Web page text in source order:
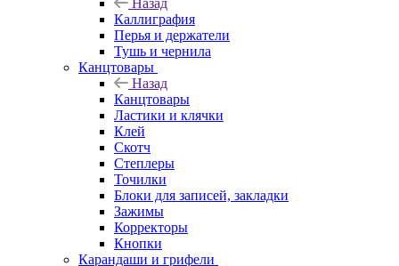
Назад
Каллиграфия
Перья и держатели
Тушь и чернила
Канцтовары
Назад
Канцтовары
Ластики и клячки
Клей
Скотч
Степлеры
Точилки
Блоки для записей, закладки
Зажимы
Корректоры
Кнопки
Карандаши и грифели